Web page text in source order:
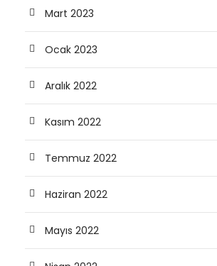
Mart 2023
Ocak 2023
Aralık 2022
Kasım 2022
Temmuz 2022
Haziran 2022
Mayıs 2022